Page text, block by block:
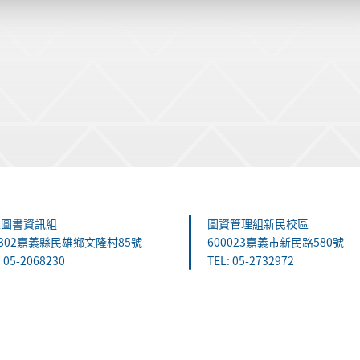
書資訊組
嘉義縣民雄鄉文隆村85號
05-2068230
圖資管理組新民校區
600023嘉義市新民路580號
TEL: 05-2732972